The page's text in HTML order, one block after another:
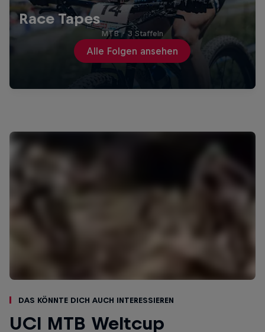
Race Tapes
Alle Folgen ansehen
MTB · 3 Staffeln
Das könnte dich auch interessieren
UCI MTB Weltcup